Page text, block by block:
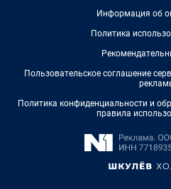
Информация об
Политика
Пользовательское соглашение
Политика конфиденциальности и
правила